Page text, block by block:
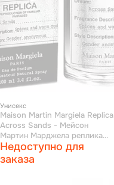
Унисекс
Maison Martin Margiela Replica
Across Sands - Мейсон
Мартин Марджела реплика
через пески парфюмерная
вода 100 мл
Недоступно для
заказа